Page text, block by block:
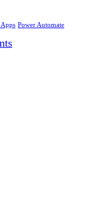
Power Automate